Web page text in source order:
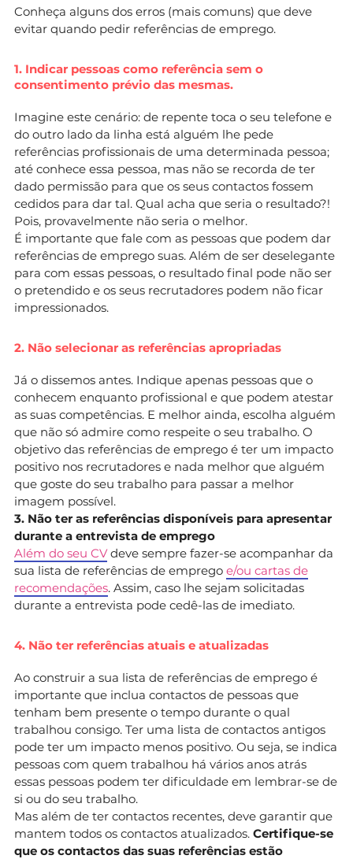
Conheça alguns dos erros (mais comuns) que deve
evitar quando pedir referências de emprego.
1. Indicar pessoas como referência sem o
consentimento prévio das mesmas.
Imagine este cenário: de repente toca o seu telefone e
do outro lado da linha está alguém lhe pede
referências profissionais de uma determinada pessoa;
até conhece essa pessoa, mas não se recorda de ter
dado permissão para que os seus contactos fossem
cedidos para dar tal. Qual acha que seria o resultado?!
Pois, provavelmente não seria o melhor.
É importante que fale com as pessoas que podem dar
referências de emprego suas. Além de ser deselegante
para com essas pessoas, o resultado final pode não ser
o pretendido e os seus recrutadores podem não ficar
impressionados.
2. Não selecionar as referências apropriadas
Já o dissemos antes. Indique apenas pessoas que o
conhecem enquanto profissional e que podem atestar
as suas competências. E melhor ainda, escolha alguém
que não só admire como respeite o seu trabalho. O
objetivo das referências de emprego é ter um impacto
positivo nos recrutadores e nada melhor que alguém
que goste do seu trabalho para passar a melhor
imagem possível.
3. Não ter as referências disponíveis para apresentar
durante a entrevista de emprego
Além do seu CVdeve sempre fazer-se acompanhar da
sua lista de referências de emprego e/ou cartas de
recomendações. Assim, caso lhe sejam solicitadas
durante a entrevista pode cedê-las de imediato.
4. Não ter referências atuais e atualizadas
Ao construir a sua lista de referências de emprego é
importante que inclua contactos de pessoas que
tenham bem presente o tempo durante o qual
trabalhou consigo. Ter uma lista de contactos antigos
pode ter um impacto menos positivo. Ou seja, se indica
pessoas com quem trabalhou há vários anos atrás
essas pessoas podem ter dificuldade em lembrar-se de
si ou do seu trabalho.
Mas além de ter contactos recentes, deve garantir que
mantem todos os contactos atualizados. Certifique-se
que os contactos das suas referências estão